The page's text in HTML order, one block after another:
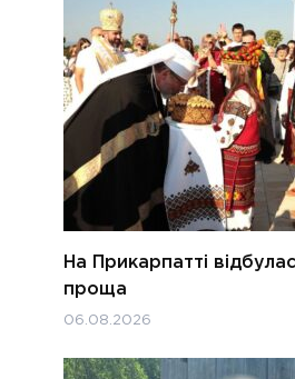
На Прикарпатті
проща
06.08.2026